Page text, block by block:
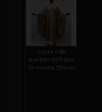
casula collo
quadrato 60% lana
30 viscosa 10 lurex